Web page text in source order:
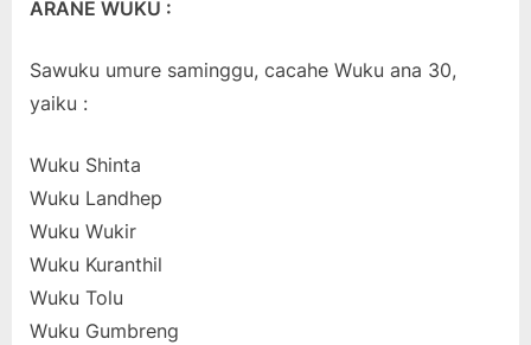
ARANE WUKU :
Sawuku umure saminggu, cacahe Wuku ana 30,
yaiku :
Wuku Shinta
Wuku Landhep
Wuku Wukir
Wuku Kuranthil
Wuku Tolu
Wuku Gumbreng